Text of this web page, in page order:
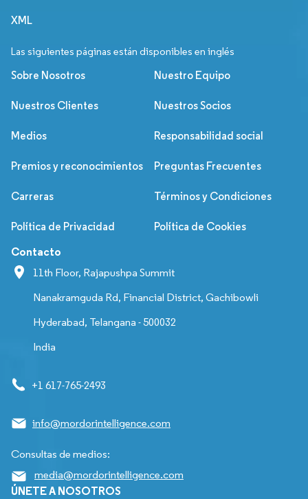
XML
Las siguientes páginas están disponibles en inglés
Sobre Nosotros Nuestro Equipo
Nuestros Clientes Nuestros Socios
Medios Responsabilidad social
Premios y reconocimientos Preguntas Frecuentes
Carreras Términos y Condiciones
Política de Privacidad Política de Cookies
Contacto
11th Floor, Rajapushpa Summit
Nanakramguda Rd, Financial District, Gachibowli
Hyderabad, Telangana - 500032
India
+1 617-765-2493
info@mordorintelligence.com
Consultas de medios:
media@mordorintelligence.com
ÚNETE A NOSOTROS